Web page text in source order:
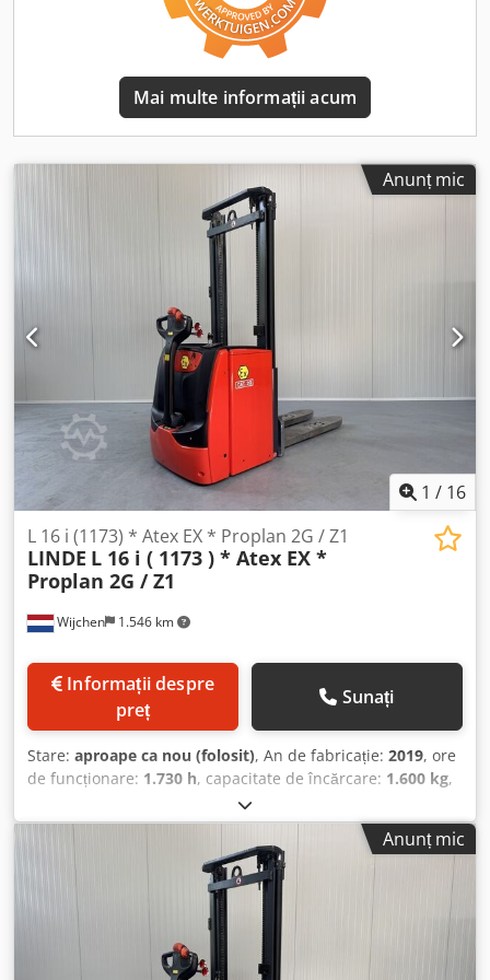
Echipat cu: - SERVOASISTENȚĂ - STIVUITOR CU STOC
DUBLU - Ridicare inițială !!
Mai multe informații acum
Anunț mic
1 / 16
Wijchen 1.546 km
L 16 i (1173) * Atex EX * Proplan 2G / Z1
LINDE L 16 i ( 1173 ) * Atex EX *
Proplan 2G / Z1
preț
Sunați
Stare: aproape ca nou (folosit), An de fabricație: 2019, ore
de funcționare: 1.730 h, capacitate de încărcare: 1.600 kg,
3.250 mm
tip catarg:duplex, înălțime de construcție:2.120 mm,
Producător + model: LINDE L 16 i (1173) *EX* Proplan 2G /
Zona 1 * Stâlp: 2W3250 ID: 26082.5811 Categorie: Folosit
Stâlp: 2W Înălțime redusă: 2120 mm Înălțime de ridicare:
3250 mm Capacitate: 1600 kg Inițializare: Da An: 2019 Ore
de funcționare: 1730 ore Capacitate: 24V / 345Ah Opțiuni:
*EX* Proplan !!!!! Sistem / Certificat = EPS 16 ATEX 1137 X
Anunț mic